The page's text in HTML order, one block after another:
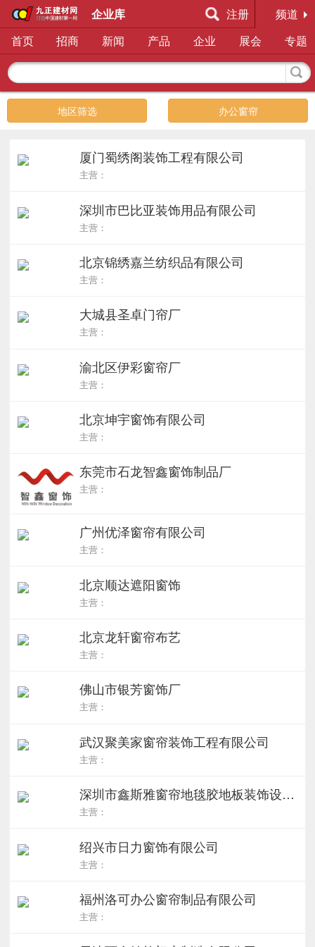
企业库 注册
频道
首页
招商 新闻 产品 企业 展会 专题
地区筛选 办公窗帘
厦门蜀绣阁装饰工程有限公司
主营：
深圳市巴比亚装饰用品有限公司
主营：
北京锦绣嘉兰纺织品有限公司
主营：
大城县圣卓门帘厂
主营：
渝北区伊彩窗帘厂
主营：
北京坤宇窗饰有限公司
主营：
东莞市石龙智鑫窗饰制品厂
主营：
广州优泽窗帘有限公司
主营：
北京顺达遮阳窗饰
主营：
北京龙轩窗帘布艺
主营：
佛山市银芳窗饰厂
主营：
武汉聚美家窗帘装饰工程有限公司
主营：
深圳市鑫斯雅窗帘地毯胶地板装饰设计有限公司
主营：
绍兴市日力窗饰有限公司
主营：
福州洛可办公窗帘制品有限公司
主营：